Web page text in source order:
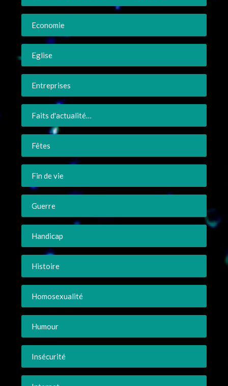
Economie
Eglise
Entreprises
Faits d'actualité…
Fêtes
Fin de vie
Guerre
Handicap
Histoire
Homosexualité
Humour
Insécurité